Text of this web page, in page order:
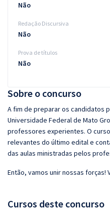
Sobre o concurso
A fim de preparar os candidatos
Universidade Federal de Mato
professores experientes. O
relevantes do último edital e
das aulas ministradas pelos
Então, vamos unir nossas forças!
Cursos deste concurso
Não
Redação Discursiva
Não
Prova de títulos
Não